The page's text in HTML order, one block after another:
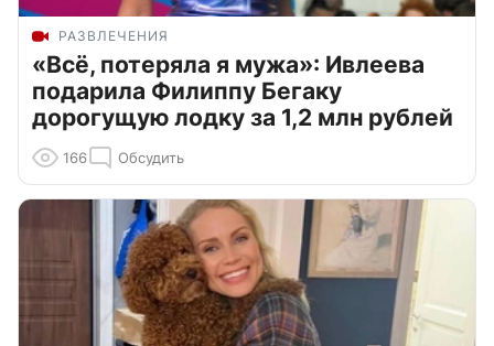
РАЗВЛЕЧЕНИЯ
«Всё, потеряла я мужа»: Ивлеева
подарила Филиппу Бегаку
дорогущую лодку за 1,2 млн рублей
166 Обсудить